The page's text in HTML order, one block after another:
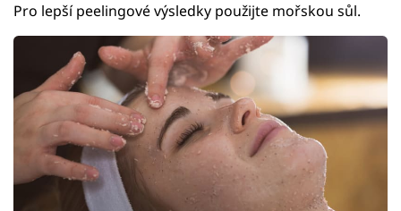
Pro lepší peelingové výsledky použijte mořskou sůl.